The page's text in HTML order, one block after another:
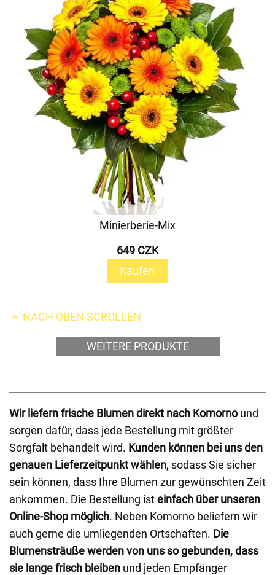
Minierberie-Mix
649 CZK
Kaufen
NACH OBEN SCROLLEN
WEITERE PRODUKTE
Wir liefern frische Blumen direkt nach Komornound
sorgen dafür, dass jede Bestellung mit größter
Sorgfalt behandelt wird. Kunden können bei uns den
genauen Lieferzeitpunkt wählen, sodass Sie sicher
sein können, dass Ihre Blumen zur gewünschten Zeit
ankommen. Die Bestellung isteinfach über unseren
Online-Shop möglich. Neben Komorno beliefern wir
auch gerne die umliegenden Ortschaften. Die
Blumensträuße werden von uns so gebunden, dass
sie lange frisch bleiben und jeden Empfänger